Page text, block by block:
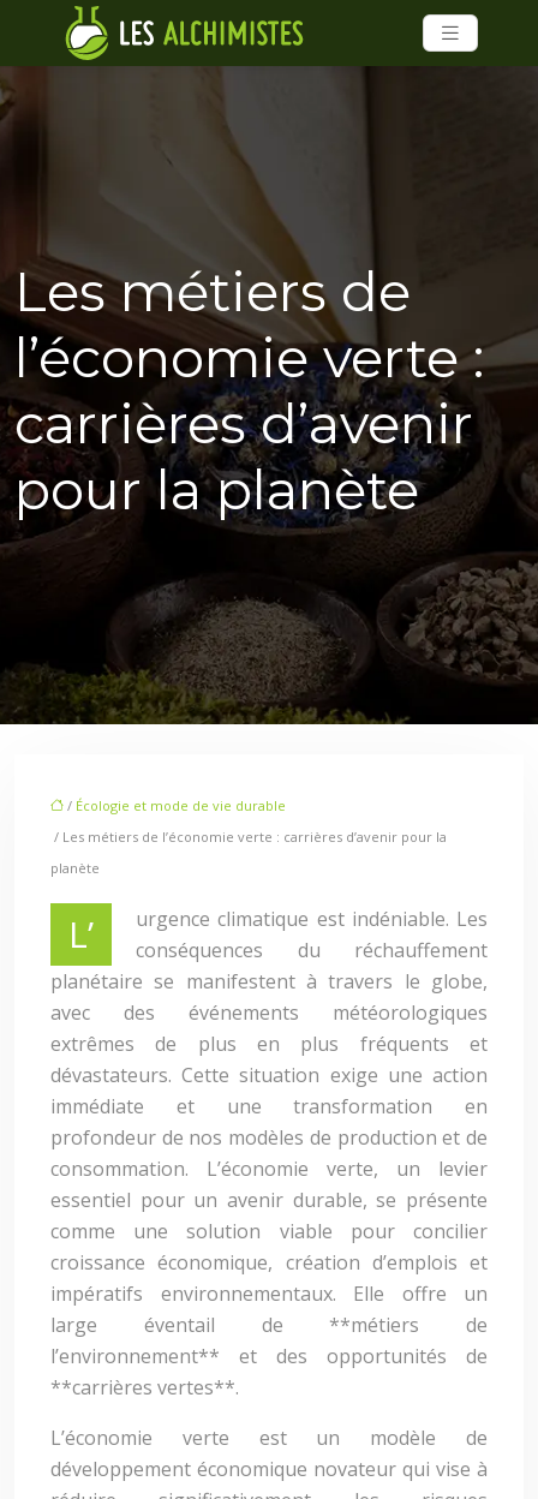
Les métiers de
l’économie verte :
carrières d’avenir
pour la planète
/ Écologie et mode de vie durable
/ Les métiers de l’économie verte : carrières d’avenir pour la
planète
L’
urgence climatique est indéniable. Les
conséquences du réchauffement
planétaire se manifestent à travers le globe,
avec des événements météorologiques
extrêmes de plus en plus fréquents et
dévastateurs. Cette situation exige une action
immédiate et une transformation en
profondeur de nos modèles de production et de
consommation. L’économie verte, un levier
essentiel pour un avenir durable, se présente
comme une solution viable pour concilier
croissance économique, création d’emplois et
impératifs environnementaux. Elle offre un
large éventail de **métiers de
l’environnement** et des opportunités de
**carrières vertes**.
L’économie verte est un modèle de
développement économique novateur qui vise à